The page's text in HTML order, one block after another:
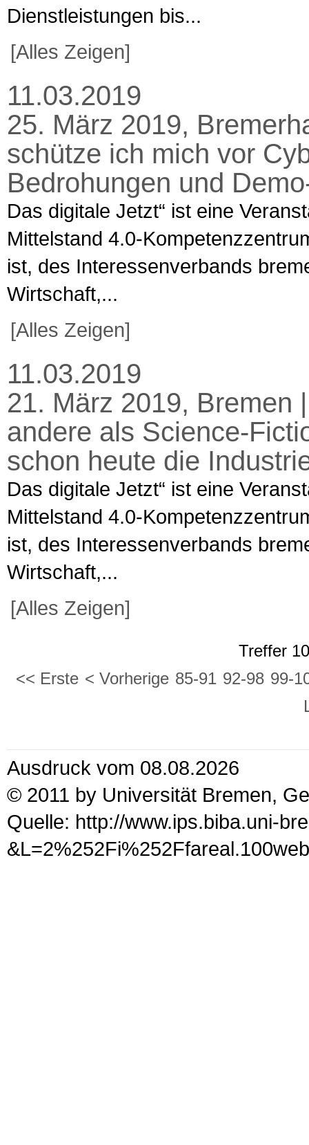
Dienstleistungen bis...
[Alles Zeigen]
11.03.2019
25. März 2019,
schütze ich mich vor
Bedrohungen und
Das digitale Jetzt“ ist eine
Mittelstand 4.0-
ist, des Interessenverbands
Wirtschaft,...
[Alles Zeigen]
11.03.2019
21. März 2019, Bremen
andere als Science-
schon heute die
Das digitale Jetzt“ ist eine
Mittelstand 4.0-
ist, des Interessenverbands
Wirtschaft,...
[Alles Zeigen]
Treffer
<< Erste < Vorherige 85-91 92-98 99-
Ausdruck vom 08.08.2026
© 2011 by Universität Bremen,
Quelle: http://www.ips.biba.uni-